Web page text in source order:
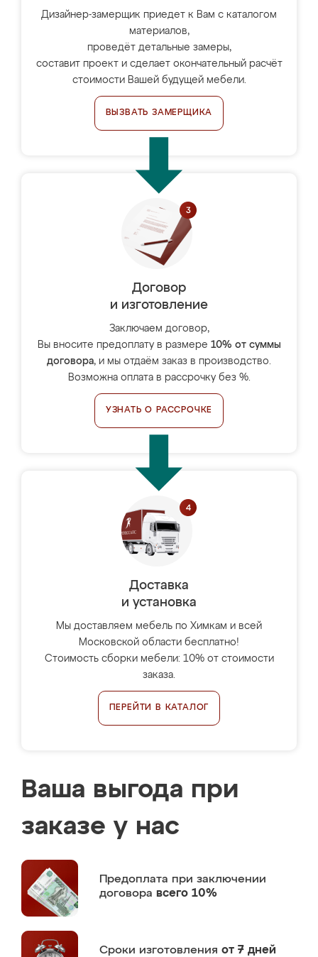
Дизайнер-замерщик приедет к Вам с каталогом
материалов,
проведёт детальные замеры,
составит проект и сделает окончательный расчёт
стоимости Вашей будущей мебели.
ВЫЗВАТЬ ЗАМЕРЩИКА
Договор
и изготовление
Заключаем договор,
Вы вносите предоплату в размере 10% от суммы
договора, и мы отдаём заказ в производство.
Возможна оплата в рассрочку без %.
УЗНАТЬ О РАССРОЧКЕ
Доставка
и установка
Мы доставляем мебель по Химкам и всей
Московской области бесплатно!
Стоимость сборки мебели: 10% от стоимости
заказа.
ПЕРЕЙТИ В КАТАЛОГ
Ваша выгода при
заказе у нас
Предоплата при заключении
договора всего 10%
Сроки изготовления от 7 дней